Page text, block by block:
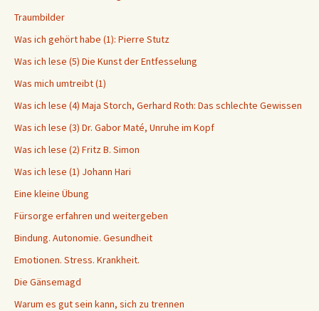
Traumbilder
Was ich gehört habe (1): Pierre Stutz
Was ich lese (5) Die Kunst der Entfesselung
Was mich umtreibt (1)
Was ich lese (4) Maja Storch, Gerhard Roth: Das schlechte Gewissen
Was ich lese (3) Dr. Gabor Maté, Unruhe im Kopf
Was ich lese (2) Fritz B. Simon
Was ich lese (1) Johann Hari
Eine kleine Übung
Fürsorge erfahren und weitergeben
Bindung. Autonomie. Gesundheit
Emotionen. Stress. Krankheit.
Die Gänsemagd
Warum es gut sein kann, sich zu trennen